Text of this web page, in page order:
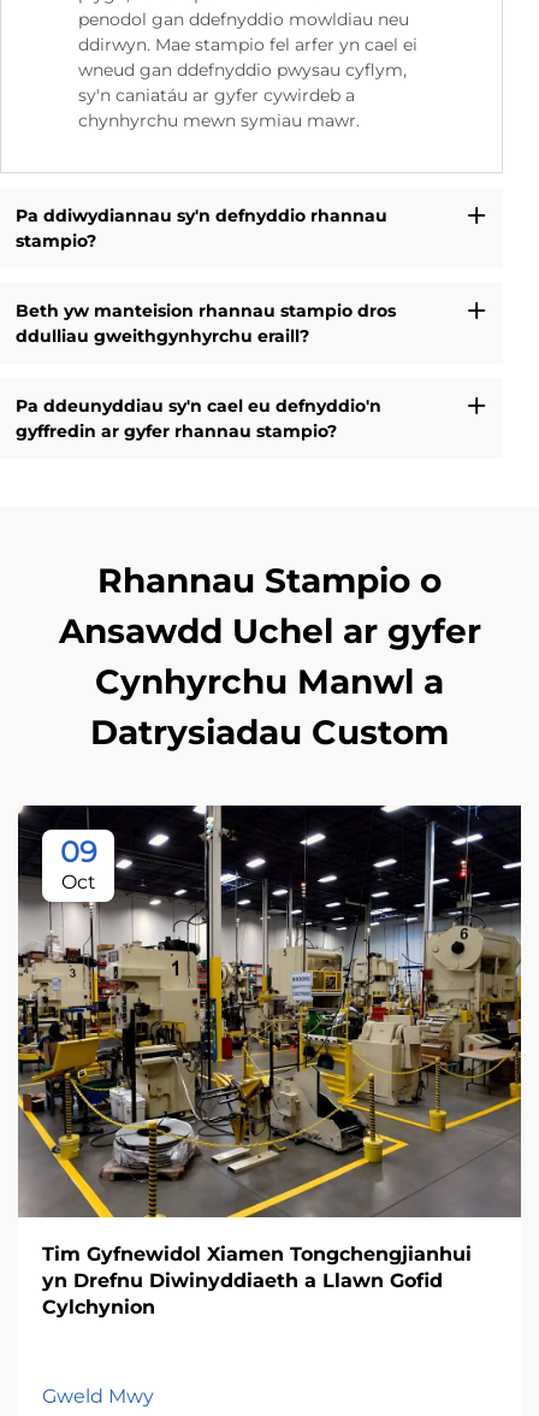
penodol gan ddefnyddio mowldiau neu
ddirwyn. Mae stampio fel arfer yn cael ei
wneud gan ddefnyddio pwysau cyflym,
sy'n caniatáu ar gyfer cywirdeb a
chynhyrchu mewn symiau mawr.
Pa ddiwydiannau sy'n defnyddio rhannau
stampio?
Beth yw manteision rhannau stampio dros
ddulliau gweithgynhyrchu eraill?
Pa ddeunyddiau sy'n cael eu defnyddio'n
gyffredin ar gyfer rhannau stampio?
Rhannau Stampio o
Ansawdd Uchel ar gyfer
Cynhyrchu Manwl a
Datrysiadau Custom
09
Oct
Tim Gyfnewidol Xiamen Tongchengjianhui
yn Drefnu Diwinyddiaeth a Llawn Gofid
Cylchynion
Gweld Mwy